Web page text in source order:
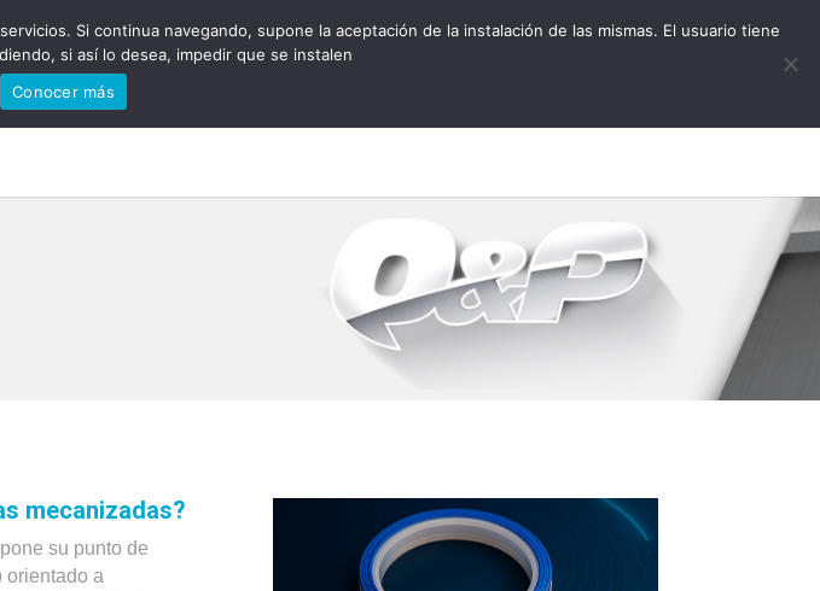
Servicios
mecanizadas?
su punto de
orientado a
Si continua navegando, supone la aceptación de la instalación de las mismas. El usuario tiene
si así lo desea, impedir que se instalen
Conocer más